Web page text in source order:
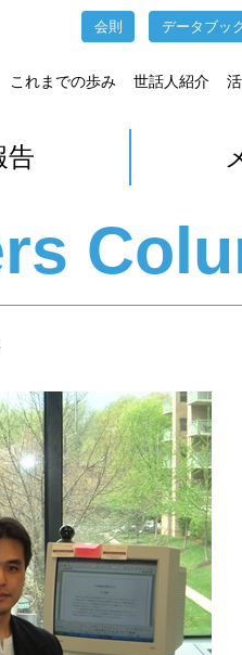
会則 データブッ
これまでの歩み 世話人紹介
告